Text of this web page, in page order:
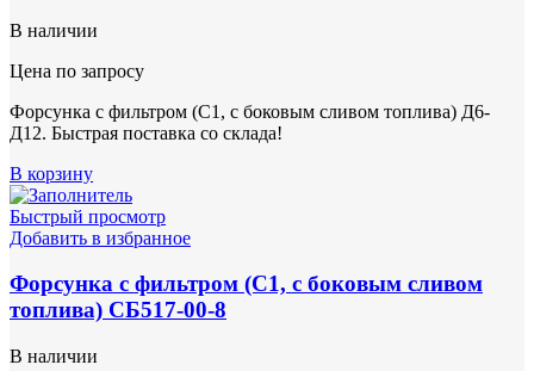
В наличии
Цена по запросу
Форсунка с фильтром (С1, с боковым сливом топлива) Д6-
Д12. Быстрая поставка со склада!
В корзину
Быстрый просмотр
Добавить в избранное
Форсунка с фильтром (С1, с боковым сливом
топлива) СБ517-00-8
В наличии